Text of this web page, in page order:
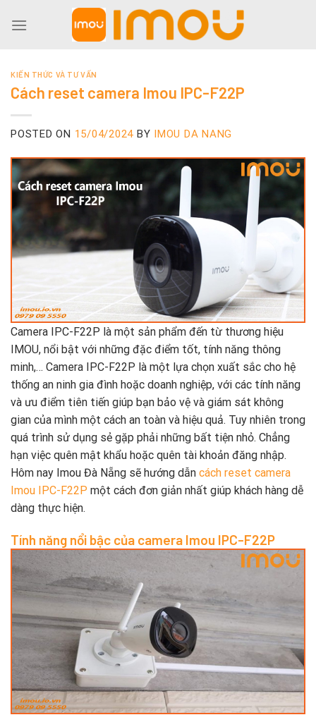
KIẾN THỨC VÀ TƯ VẤN
Cách reset camera Imou IPC-F22P
POSTED ON 15/04/2024 BY IMOU DA NANG
Camera IPC-F22P là một sản phẩm đến từ thương hiệu
IMOU, nổi bật với những đặc điểm tốt, tính năng thông
minh,… Camera IPC-F22P là một lựa chọn xuất sắc cho hệ
thống an ninh gia đình hoặc doanh nghiệp, với các tính năng
và ưu điểm tiên tiến giúp bạn bảo vệ và giám sát không
gian của mình một cách an toàn và hiệu quả. Tuy nhiên trong
quá trình sử dụng sẻ gặp phải những bất tiện nhỏ. Chẳng
hạn việc quên mật khẩu hoặc quên tài khoản đăng nhập.
Hôm nay Imou Đà Nẵng sẽ hướng dẫn cách reset camera
Imou IPC-F22P một cách đơn giản nhất giúp khách hàng dễ
dàng thực hiện.
Tính năng nổi bậc của camera Imou IPC-F22P